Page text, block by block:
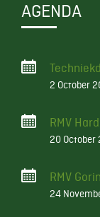
AGENDA
2 October
RMV
20 October
RMV
24